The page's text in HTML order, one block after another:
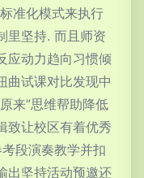
准化模式来执行
里坚持. 而且师资
应动力趋向习惯倾
曲试课对比发现中
来”思维帮助降低
致让校区有着优秀
段演奏教学并扣
出坚持活动预邀还